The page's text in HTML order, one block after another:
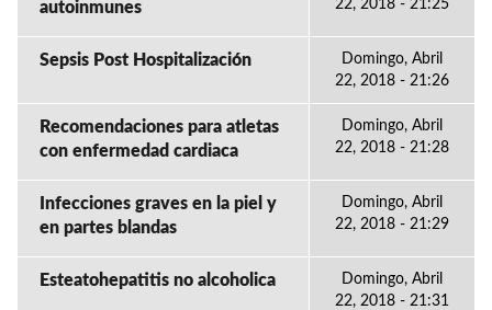
autoinmunes
22, 2018 - 21:25
Sepsis Post Hospitalización
Domingo, Abril
22, 2018 - 21:26
Recomendaciones para atletas
con enfermedad cardiaca
Domingo, Abril
22, 2018 - 21:28
Infecciones graves en la piel y
en partes blandas
Domingo, Abril
22, 2018 - 21:29
Esteatohepatitis no alcoholica
Domingo, Abril
22, 2018 - 21:31